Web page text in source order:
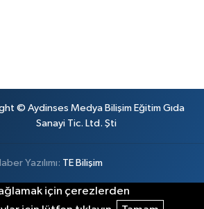
© Aydinses Medya Bilişim Eğitim Gıda
Sanayi Tic. Ltd. Şti
Yazılımı: TE Bilişim
için çerezlerden